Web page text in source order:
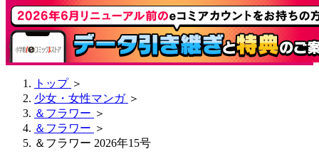
トップ ＞
少女・女性マンガ ＞
＆フラワー ＞
＆フラワー ＞
＆フラワー 2026年15号